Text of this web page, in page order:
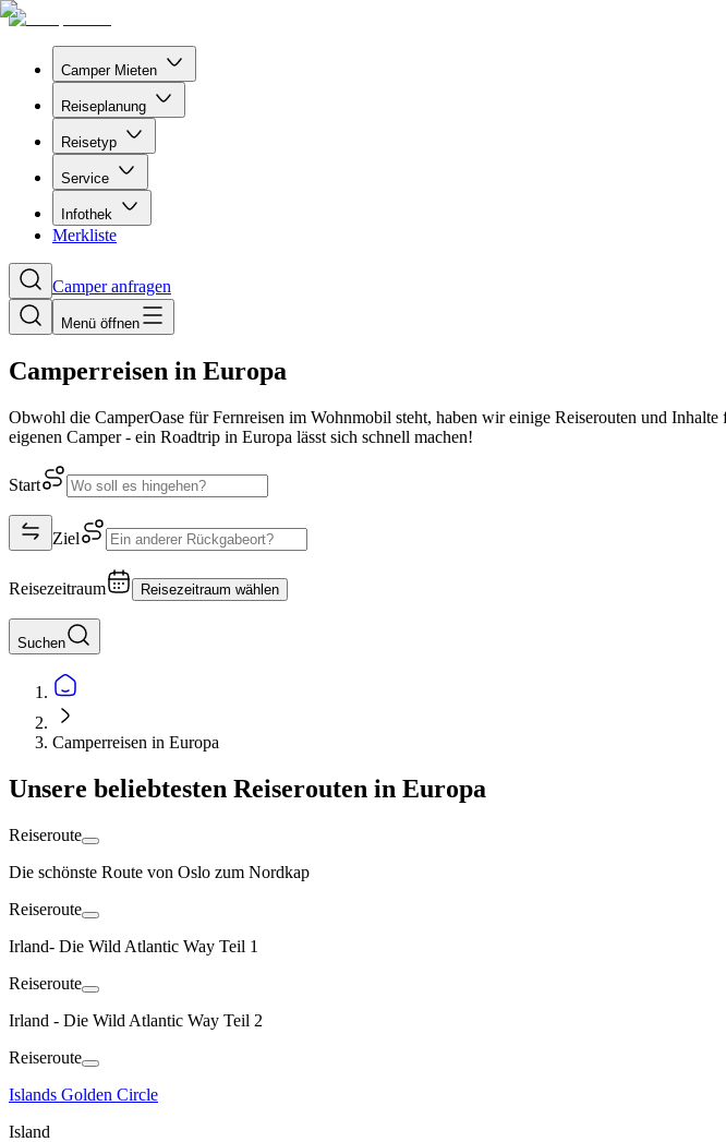
Camper Mieten
Reiseplanung
Reisetyp
Service
Infothek
Merkliste
Camper anfragen
Menü öffnen
Camperreisen in Europa
Obwohl die CamperOase für Fernreisen im Wohnmobil steht, haben wir einige Reiserouten und
eigenen Camper - ein Roadtrip in Europa lässt sich schnell machen!
Start
Ziel
Reisezeitraum Reisezeitraum wählen
Suchen
Camperreisen in Europa
Unsere beliebtesten Reiserouten in Europa
Reiseroute
Die schönste Route von Oslo zum Nordkap
Reiseroute
Irland- Die Wild Atlantic Way Teil 1
Reiseroute
Irland - Die Wild Atlantic Way Teil 2
Reiseroute
Islands Golden Circle
Island